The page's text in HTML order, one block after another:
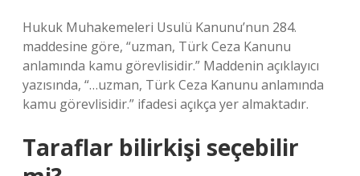
Hukuk Muhakemeleri Usulü Kanunu’nun 284.
maddesine göre, “uzman, Türk Ceza Kanunu
anlamında kamu görevlisidir.” Maddenin açıklayıcı
yazısında, “…uzman, Türk Ceza Kanunu anlamında
kamu görevlisidir.” ifadesi açıkça yer almaktadır.
Taraflar bilirkişi seçebilir